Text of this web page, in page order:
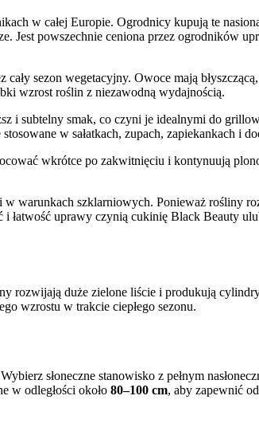
w całej Europie. Ogrodnicy kupują te
Jest powszechnie ceniona przez ogrodników
sezon wegetacyjny. Owoce mają
wzrost roślin z niezawodną wydajnością.
i subtelny smak, co czyni je idealnymi do
w sałatkach, zupach, zapiekankach i
wkrótce po zakwitnięciu i kontynuują
warunkach szklarniowych. Ponieważ rośliny
uprawy czynią cukinię Black Beauty
rozwijają duże zielone liście i produkują
wzrostu w trakcie ciepłego sezonu.
słoneczne stanowisko z pełnym
w odległości około 80–100 cm, aby zapewnić